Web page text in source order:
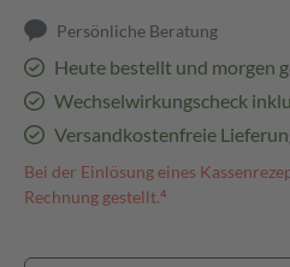
Persönliche Beratung
Heute bestellt und morgen
Wechselwirkungscheck
Versandkostenfreie
Bei der Einlösung eines
Rechnung gestellt.⁴